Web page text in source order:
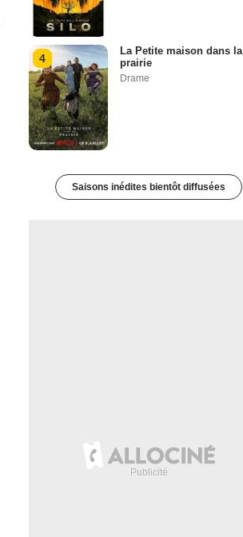
4
La Petite maison dans la
prairie
Drame
Saisons inédites bientôt diffusées